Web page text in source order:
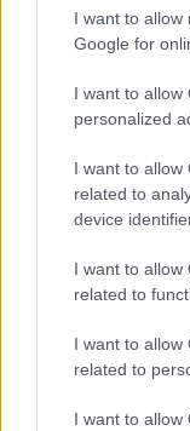
I want to allow
Google for
I want to allow
personalized
I want to allow
related to
device
I want to allow
related to
I want to allow
related to
I want to allow
azonban sokan
a főzés során. A
tették ki a zsűri